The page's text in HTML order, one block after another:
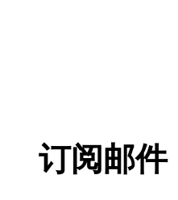
订阅邮件